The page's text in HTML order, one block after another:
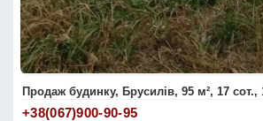
Продаж будинку, Брусилів, 95 м², 17 сот.,
+38(067)900-90-95